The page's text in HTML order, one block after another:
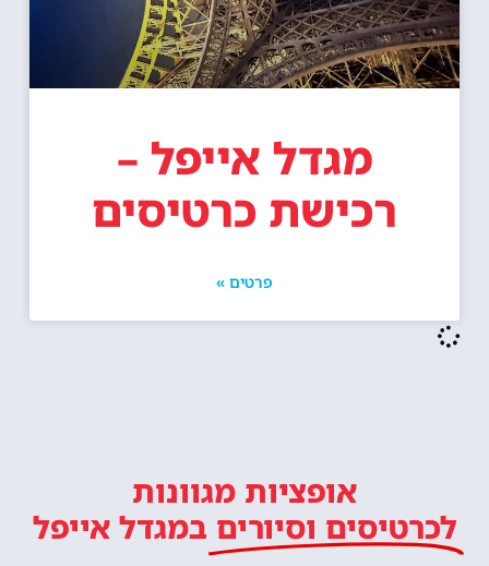
מגדל אייפל –
רכישת כרטיסים
פרטים »
אופציות מגוונות
לכרטיסים וסיורים במגדל אייפל